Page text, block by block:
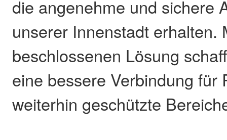
die angenehme und sichere
unserer Innenstadt erhalten.
beschlossenen Lösung
eine bessere Verbindung für
weiterhin geschützte